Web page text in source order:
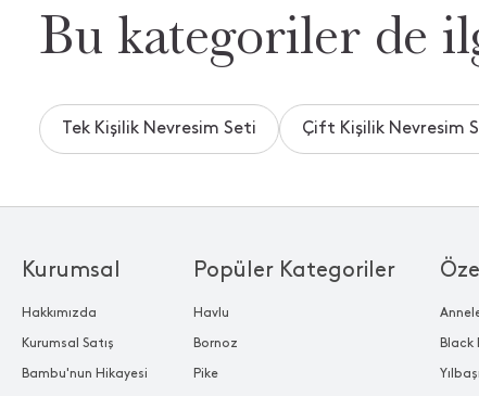
Bu kategoriler de
Tek Kişilik Nevresim Seti Çift Kişilik Nevresim
Popüler Kategoriler
Havlu
Bornoz
Pike
Black
Kurumsal
Hakkımızda
Kurumsal Satış
Bambu'nun Hikayesi